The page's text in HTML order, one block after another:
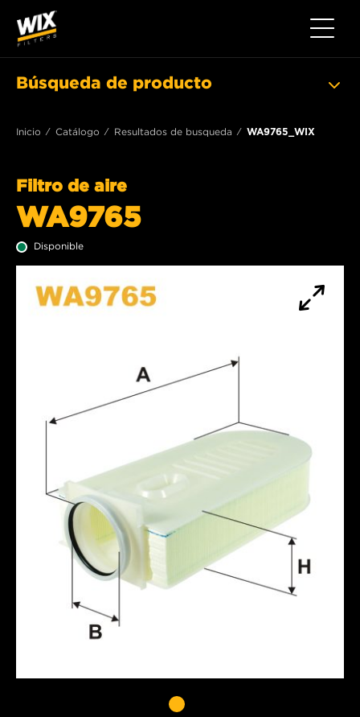
Toggle
Búsqueda de producto
Inicio Catálogo Resultados de busqueda WA9765_WIX
Filtro de aire
WA9765
Disponible